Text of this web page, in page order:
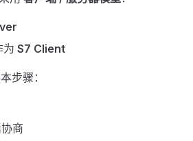
为 S7 Client
步骤：
商